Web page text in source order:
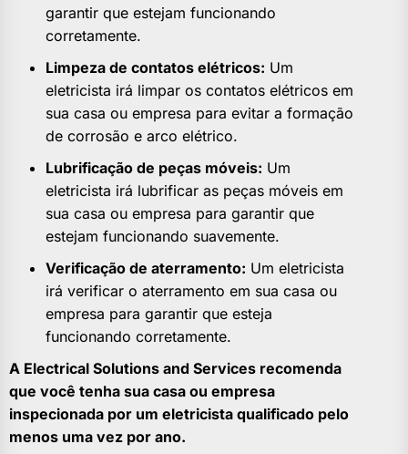
garantir que estejam funcionando
corretamente.
Limpeza de contatos elétricos: Um
eletricista irá limpar os contatos elétricos em
sua casa ou empresa para evitar a formação
de corrosão e arco elétrico.
Lubrificação de peças móveis: Um
eletricista irá lubrificar as peças móveis em
sua casa ou empresa para garantir que
estejam funcionando suavemente.
Verificação de aterramento: Um eletricista
irá verificar o aterramento em sua casa ou
empresa para garantir que esteja
funcionando corretamente.
A Electrical Solutions and Services recomenda
que você tenha sua casa ou empresa
inspecionada por um eletricista qualificado pelo
menos uma vez por ano.